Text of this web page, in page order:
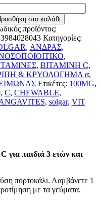
στο καλάθι
προϊόντος:
Κατηγορίες:
, ΑΝΔΡΑΣ,
,
, ΒΙΤΑΜΙΝΗ C,
& ΚΡΥΟΛΟΓΗΜΑ α,
Ετικέτες: 100MG,
, C, CHEWABLE,
, solgar, VIT
για παιδιά 3 ετών και
πορτοκάλι. Λαμβάνετε 1
με τα γεύματα.